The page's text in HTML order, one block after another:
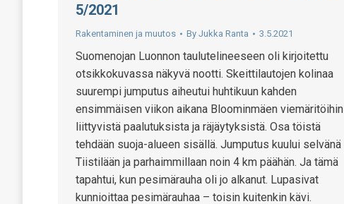
5/2021
Rakentaminen ja muutos By Jukka Ranta 3.5.2021
Suomenojan Luonnon taulutelineeseen oli kirjoitettu
otsikkokuvassa näkyvä nootti. Skeittilautojen kolinaa
suurempi jumputus aiheutui huhtikuun kahden
ensimmäisen viikon aikana Bloominmäen viemäritöihin
liittyvistä paalutuksista ja räjäytyksistä. Osa töistä
tehdään suoja-alueen sisällä. Jumputus kuului selvänä
Tiistilään ja parhaimmillaan noin 4 km päähän. Ja tämä
tapahtui, kun pesimärauha oli jo alkanut. Lupasivat
kunnioittaa pesimärauhaa – toisin kuitenkin kävi.